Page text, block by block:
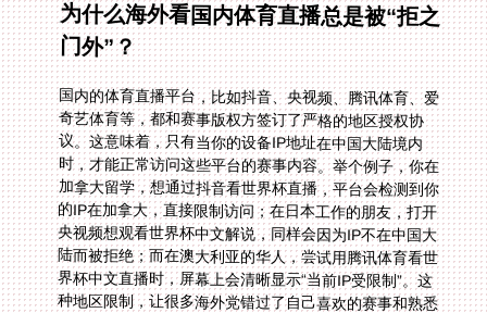
为什么海外看国内体育直播总是被“拒之
门外”？
国内的体育直播平台，比如抖音、央视频、腾讯体育、爱
奇艺体育等，都和赛事版权方签订了严格的地区授权协
议。这意味着，只有当你的设备IP地址在中国大陆境内
时，才能正常访问这些平台的赛事内容。举个例子，你在
加拿大留学，想通过抖音看世界杯直播，平台会检测到你
的IP在加拿大，直接限制访问；在日本工作的朋友，打开
央视频想观看世界杯中文解说，同样会因为IP不在中国大
陆而被拒绝；而在澳大利亚的华人，尝试用腾讯体育看世
界杯中文直播时，屏幕上会清晰显示“当前IP受限制”。这
种地区限制，让很多海外党错过了自己喜欢的赛事和熟悉